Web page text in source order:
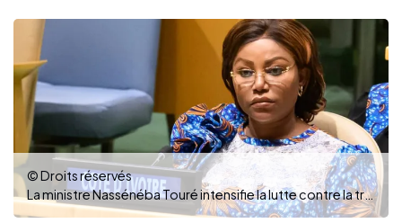
© Droits réservés
La ministre Nassénéba Touré intensifie la lutte contre la traite des personnes